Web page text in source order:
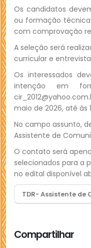
Os candidatos
ou formação
com comprovação
A seleção será
curricular e
Os interessados
intenção em
maio de 2026, até às
No campo assunto,
Assistente de
O contato será
selecionados para a
no edital disponível
TDR- Assistente de
(abre em nova
Compartilhar